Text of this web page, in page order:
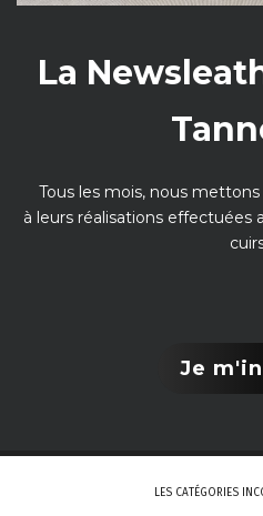
La
Tous les mois, nous
à leurs réalisations
Je
LES CATÉGORIES